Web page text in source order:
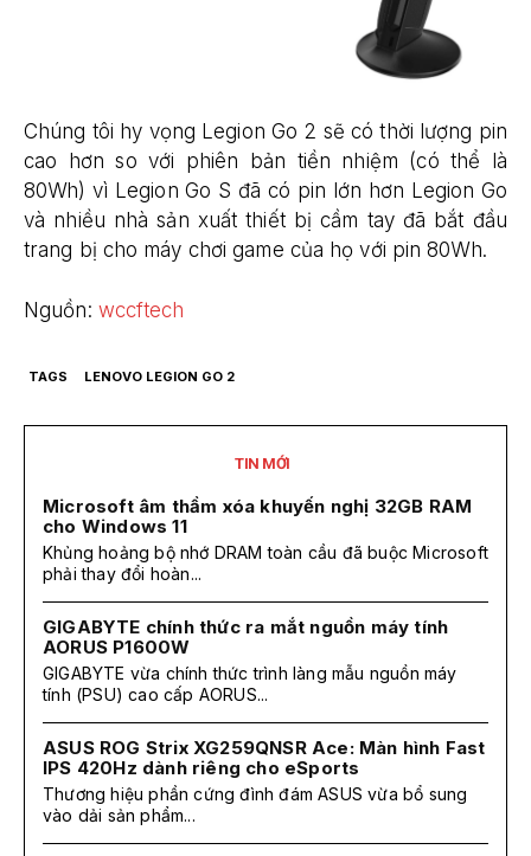
Chúng tôi hy vọng Legion Go 2 sẽ có thời lượng pin
cao hơn so với phiên bản tiền nhiệm (có thể là
80Wh) vì Legion Go S đã có pin lớn hơn Legion Go
và nhiều nhà sản xuất thiết bị cầm tay đã bắt đầu
trang bị cho máy chơi game của họ với pin 80Wh.
Nguồn: wccftech
TAGS LENOVO LEGION GO 2
TIN MỚI
Microsoft âm thầm xóa khuyến nghị 32GB RAM
cho Windows 11
Khủng hoảng bộ nhớ DRAM toàn cầu đã buộc Microsoft
phải thay đổi hoàn...
GIGABYTE chính thức ra mắt nguồn máy tính
AORUS P1600W
GIGABYTE vừa chính thức trình làng mẫu nguồn máy
tính (PSU) cao cấp AORUS...
ASUS ROG Strix XG259QNSR Ace: Màn hình Fast
IPS 420Hz dành riêng cho eSports
Thương hiệu phần cứng đình đám ASUS vừa bổ sung
vào dải sản phẩm...